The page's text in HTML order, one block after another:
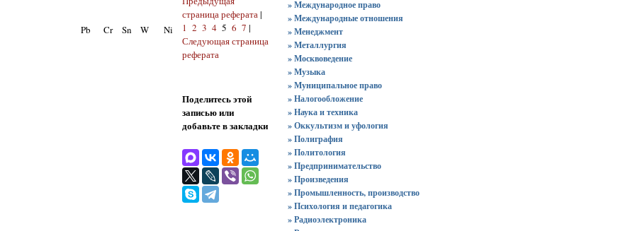
Pb Cr Sn W Ni
страница реферата|
1 2 3 4 5 6 7 |
Следующая страница
реферата
Поделитесь этой
записью или
добавьте в закладки
» Международное право
» Международные отношения
» Менеджмент
» Металлургия
» Москвоведение
» Музыка
» Муниципальное право
» Налогообложение
» Наука и техника
» Оккультизм и уфология
» Полиграфия
» Политология
» Предпринимательство
» Произведения
» Промышленность, производство
» Психология и педагогика
» Радиоэлектроника